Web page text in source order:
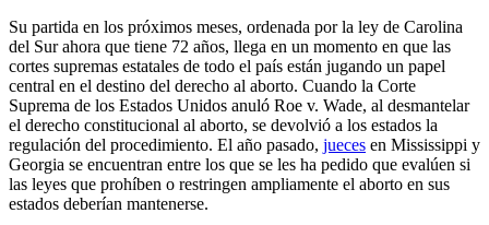
Su partida en los próximos meses, ordenada por la ley de Carolina
del Sur ahora que tiene 72 años, llega en un momento en que las
cortes supremas estatales de todo el país están jugando un papel
central en el destino del derecho al aborto. Cuando la Corte
Suprema de los Estados Unidos anuló Roe v. Wade, al desmantelar
el derecho constitucional al aborto, se devolvió a los estados la
regulación del procedimiento. El año pasado, jueces en Mississippi y
Georgia se encuentran entre los que se les ha pedido que evalúen si
las leyes que prohíben o restringen ampliamente el aborto en sus
estados deberían mantenerse.